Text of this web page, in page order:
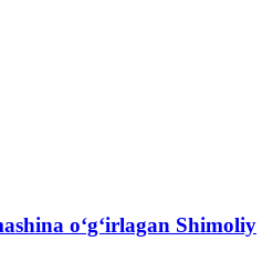
o‘g‘irlagan Shimoliy